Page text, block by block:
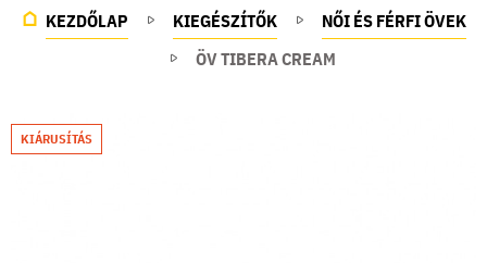
KEZDŐLAP KIEGÉSZÍTŐK
NŐI ÉS FÉRFI ÖVEK
ÖV TIBERA CREAM
KIÁRUSÍTÁS